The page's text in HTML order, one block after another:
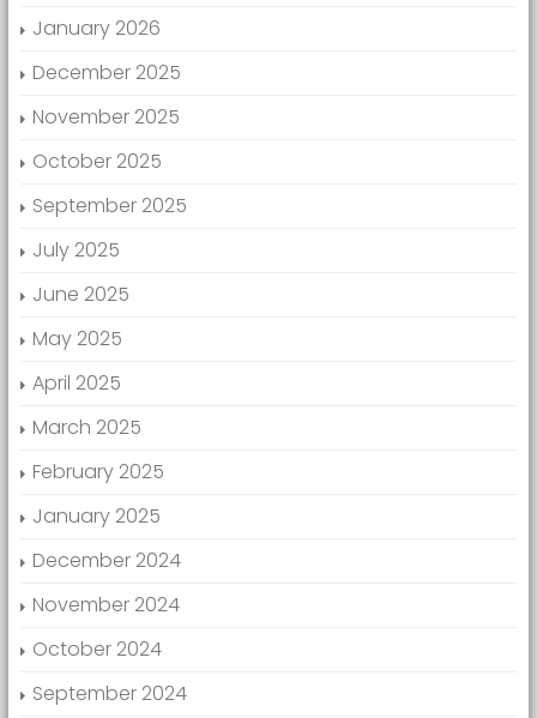
January 2026
December 2025
November 2025
October 2025
September 2025
July 2025
June 2025
May 2025
April 2025
March 2025
February 2025
January 2025
December 2024
November 2024
October 2024
September 2024